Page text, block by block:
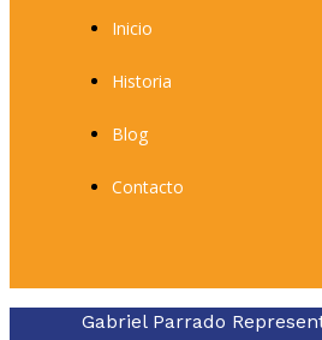
Inicio
Historia
Blog
Contacto
Gabriel Parrado